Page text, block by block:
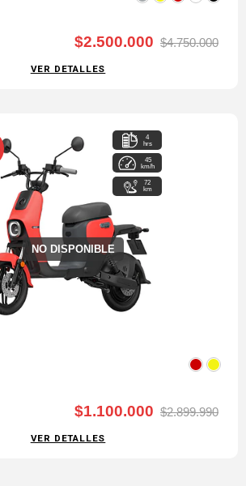
$2.500.000 $4.750.000
VER DETALLES
NO DISPONIBLE
4
hrs
45
km/h
72
km
$1.100.000 $2.899.990
VER DETALLES